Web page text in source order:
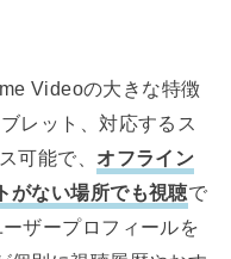
Videoの大きな特徴
レット、対応するス
可能で、 オフライン
がない場所でも視聴で
ザープロフィールを